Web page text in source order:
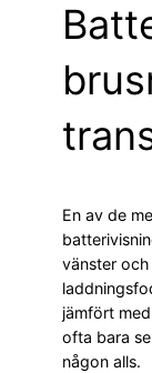
En av de
vänster
jämfört
ofta bara
någon alls.